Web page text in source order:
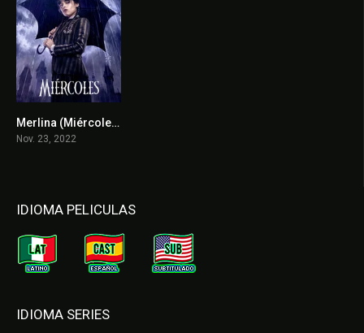
8.428Merlina (Miércoles)
Nov. 23, 2022
IDIOMA PELICULAS
IDIOMA SERIES